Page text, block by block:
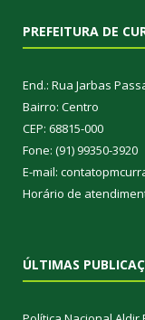
PREFEITURA DE
End.: Rua Jarbas
Bairro: Centro
CEP: 68815-000
Fone: (91) 99350-3920
E-mail:
Horário de
ÚLTIMAS